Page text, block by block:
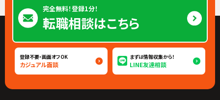
完全無料！登録1分！
転職相談はこちら
登録不要・画面オフOK
カジュアル面談
まずは情報収集から！
LINE友達相談